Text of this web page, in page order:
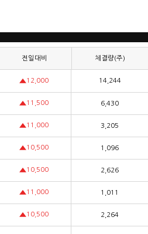
전일대비 체결량(주)
12,000 14,244
11,500 6,430
11,000 3,205
10,500 1,096
10,500 2,626
11,000 1,011
10,500 2,264